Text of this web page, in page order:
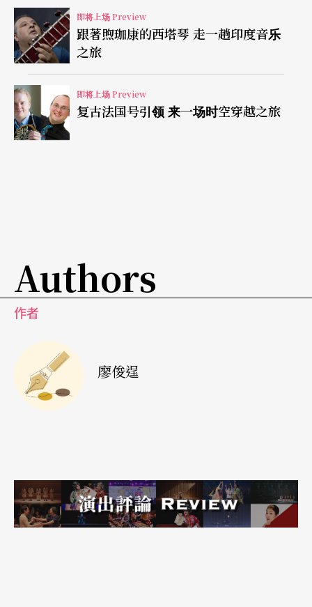
即将上场 Preview
跟著煦珈康的西塔琴 走一趟印度音乐
之旅
即将上场 Preview
复古法国号引领 来一场时空穿越之旅
Authors
作者
廖俊逞